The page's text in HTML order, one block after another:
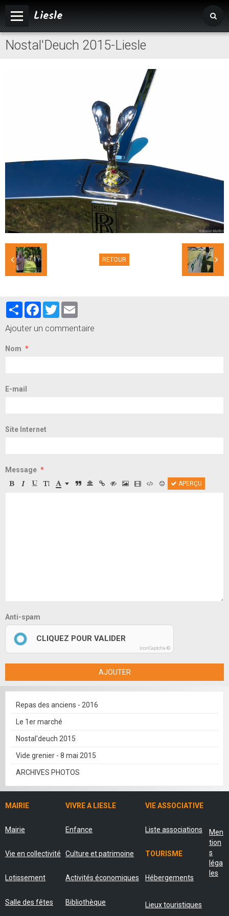
Liesle
Accueil
Nostal'Deuch 2015-Liesle
RETOUR
PartagerFacebook
Twitter
Ajouter un commentaire
Nom
E-mail
Site Internet
Message
APERÇU
Anti-spam
CLIQUEZ POUR VALIDER
IconCaptcha ©
AJOUTER
Repas des anciens - 2016
Le 1er marché
Nostal'deuch 2015
Vide grenier - 8 mai 2015
ARCHIVES PHOTOS
MAIRIE VIVRE A LIESLE VIE ASSOCIATIVE
Mairie Enfance Liste associations
Vie en collectivité Culture et patrimoine TOURISME
Lotissement Activités économiques Hébergements
Salle des fêtes Bibliothèque Lieux touristiques
Men
tion
s
léga
les